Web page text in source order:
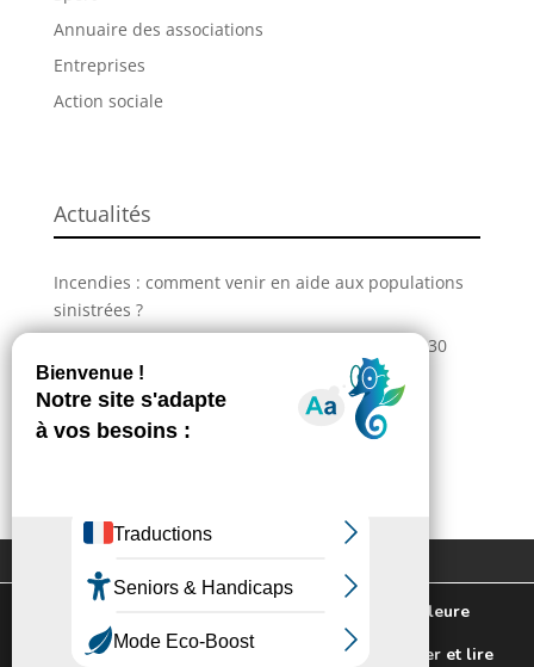
Annuaire des associations
Entreprises
Action sociale
Actualités
Incendies : comment venir en aide aux populations
sinistrées ?
La Grande Fête de L’Union revient les 28, 29 et 30
août !
Information – Coupures du réseau électrique
Suivez toute l'actualité de votre ville!
J'ai pris connaissance de la politique de
confidentialité.Contactez-nous
Plan du site
Mentions légales
Politique de confidentialité
Nous utilisons des cookies pour vous offrir la meilleure
expérience sur notre site.
Pour connaitre les cookies utilisés ou les désactiver et lire